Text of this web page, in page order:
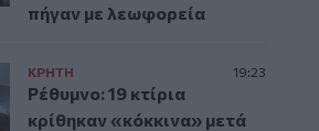
πήγαν με λεωφορεία
ΚΡΗΤΗ 19:23
Ρέθυμνο: 19 κτίρια
κρίθηκαν «κόκκινα» μετά